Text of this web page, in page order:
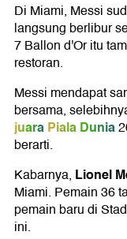
Di Miami, Messi
langsung berlibur
7 Ballon d'Or itu
restoran.
Messi mendapat
bersama,
juaraPiala Dunia
berarti.
Kabarnya, Lionel
Miami. Pemain 36
pemain baru di
ini.